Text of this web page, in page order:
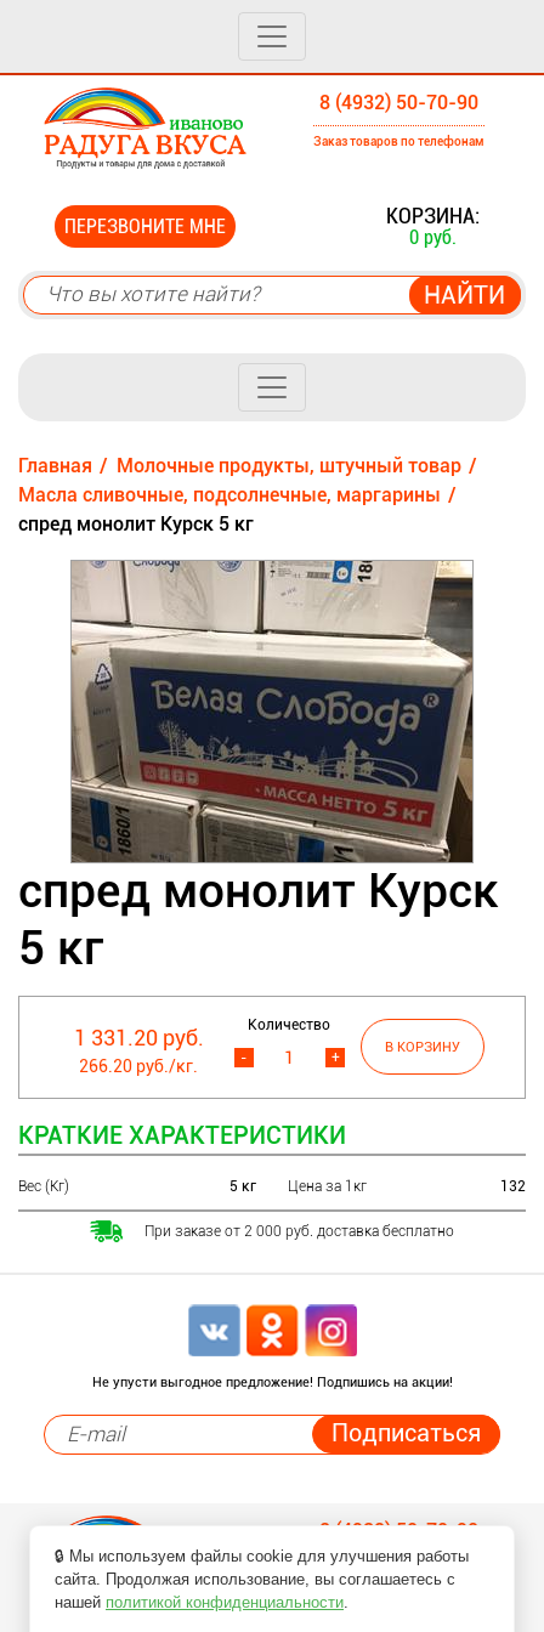
8 (4932) 50-70-90
Заказ товаров по телефонам
ПЕРЕЗВОНИТЕ МНЕ КОРЗИНА:
0 руб.
Главная
Молочные продукты, штучный товар
Масла сливочные, подсолнечные, маргарины
спред монолит Курск 5 кг
спред монолит Курск
5 кг
1 331.20 руб.
266.20 руб./кг.
Количество
+
-
КРАТКИЕ ХАРАКТЕРИСТИКИ
Вес (Кг) 5 кг Цена за 1кг 132
При заказе от 2 000 руб. доставка бесплатно
Не упусти выгодное предложение! Подпишись на акции!
8 (4932) 50-70-90
Заказ товаров по телефонам
🔒 Мы используем файлы cookie для улучшения работы
сайта. Продолжая использование, вы соглашаетесь с
нашей политикой конфиденциальности.